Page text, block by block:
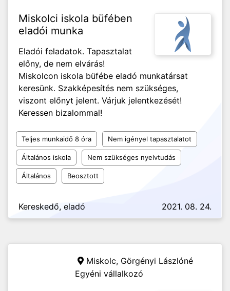
Miskolci iskola büfében
eladói munka
Eladói feladatok. Tapasztalat
előny, de nem elvárás!
Miskolcon iskola büfébe eladó munkatársat
keresünk. Szakképesítés nem szükséges,
viszont előnyt jelent. Várjuk jelentkezését!
Keressen bizalommal!
Teljes munkaidő 8 óra Nem igényel tapasztalatot
Általános iskola Nem szükséges nyelvtudás
Általános Beosztott
Kereskedő, eladó 2021. 08. 24.
Miskolc, Görgényi Lászlóné
Egyéni vállalkozó